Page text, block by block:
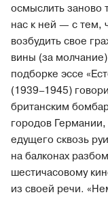
осмыслить
нас к ней — с тем,
возбудить свое
вины (за
подборке эссе
(1939–1945)
британским
городов Германии,
едущего сквозь
на балконах
шестичасовому
из своей речи.